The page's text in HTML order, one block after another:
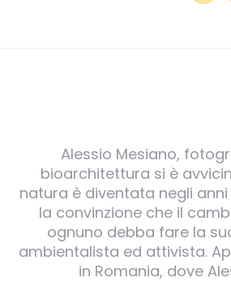
Alessio Mesiano,
bioarchitettura si è
natura è diventata negli
la convinzione che il
ognuno debba fare la
ambientalista ed attivista.
in Romania, dove